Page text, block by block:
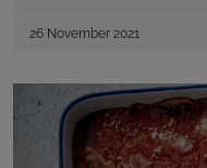
26 November 2021